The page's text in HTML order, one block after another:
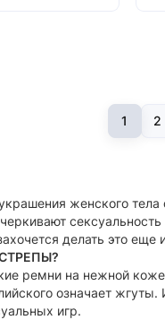
1 2
женского тела
делать это еще
ремни на нежной
означает
игр.